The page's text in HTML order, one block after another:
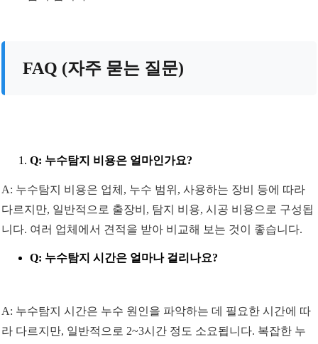
FAQ (자주 묻는 질문)
Q: 누수탐지 비용은 얼마인가요?
A: 누수탐지 비용은 업체, 누수 범위, 사용하는 장비 등에 따라
다르지만, 일반적으로 출장비, 탐지 비용, 시공 비용으로 구성됩
니다. 여러 업체에서 견적을 받아 비교해 보는 것이 좋습니다.
Q: 누수탐지 시간은 얼마나 걸리나요?
A: 누수탐지 시간은 누수 원인을 파악하는 데 필요한 시간에 따
라 다르지만, 일반적으로 2~3시간 정도 소요됩니다. 복잡한 누